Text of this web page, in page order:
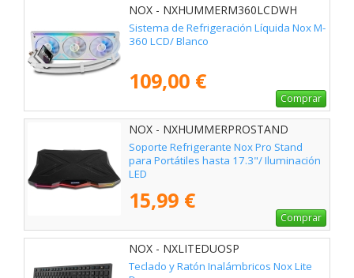
NOX - NXHUMMERM360LCDWH
Sistema de Refrigeración Líquida Nox M-
360 LCD/ Blanco
109,00 €
Comprar
NOX - NXHUMMERPROSTAND
Soporte Refrigerante Nox Pro Stand
para Portátiles hasta 17.3"/ Iluminación
LED
15,99 €
Comprar
NOX - NXLITEDUOSP
Teclado y Ratón Inalámbricos Nox Lite